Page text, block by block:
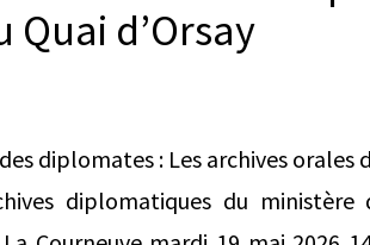
Quai d’Orsay
diplomates : Les archives orales
diplomatiques du ministère